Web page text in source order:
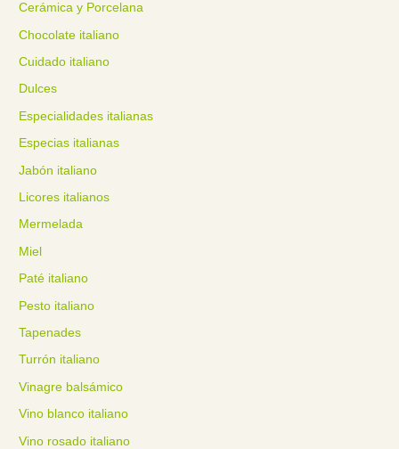
Cerámica y Porcelana
Chocolate italiano
Cuidado italiano
Dulces
Especialidades italianas
Especias italianas
Jabón italiano
Licores italianos
Mermelada
Miel
Paté italiano
Pesto italiano
Tapenades
Turrón italiano
Vinagre balsámico
Vino blanco italiano
Vino rosado italiano